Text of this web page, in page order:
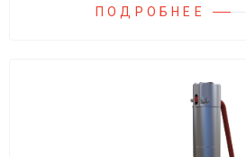
ПОДРОБНЕЕ